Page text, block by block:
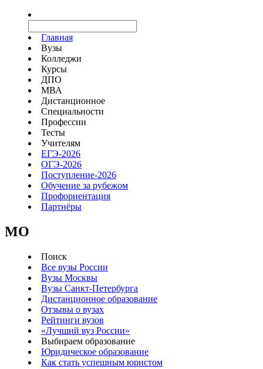
Главная
Вузы
Колледжи
Курсы
ДПО
МВА
Дистанционное
Специальности
Профессии
Тесты
Учителям
ЕГЭ-2026
ОГЭ-2026
Поступление-2026
Обучение за рубежом
Профориентация
Партнёры
MO
Поиск
Все вузы России
Вузы Москвы
Вузы Санкт-Петербурга
Дистанционное образование
Отзывы о вузах
Рейтинги вузов
«Лучший вуз России»
Выбираем образование
Юридическое образование
Как стать успешным юристом